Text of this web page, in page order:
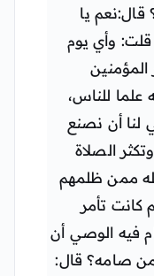
قال:نعم يا
وأي يوم
علما للناس،
أن نصنع
الصلاة
ممن ظلمهم
كانت تأمر
فيه الوصي أن
صامه؟ قال: